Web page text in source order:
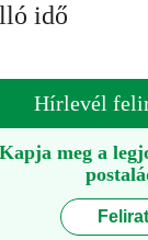
idő
Hírlevél
Kapja meg a